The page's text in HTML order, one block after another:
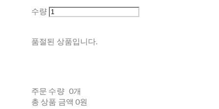
수량
품절된 상품입니다.
주문 수량 0개
총 상품 금액 0원